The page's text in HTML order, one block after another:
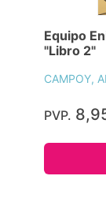
Equipo
"Libro 2"
CAMPOY,
PVP.